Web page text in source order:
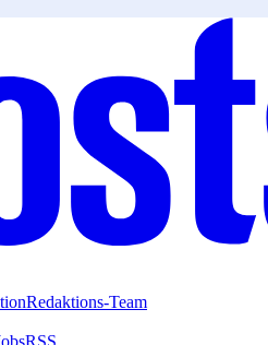
Redaktions-Team